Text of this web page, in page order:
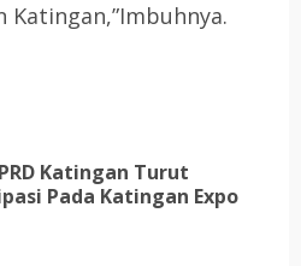
Katingan,”Imbuhnya.
Katingan Turut
Pada Katingan Expo